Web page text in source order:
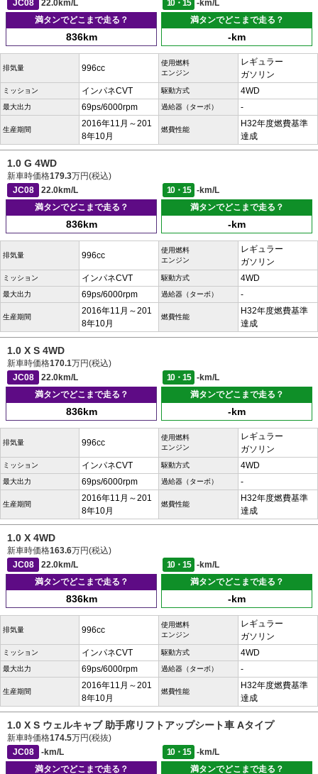
JC08 22.0km/L 10・15
-km/L
満タンでどこまで走る？
836km
満タンでどこまで走る？
-km
排気量 996cc
使用燃料
エンジン
レギュラー
ガソリン
ミッション インパネCVT 駆動方式 4WD
最大出力 69ps/6000rpm 過給器（ターボ） -
生産期間
2016年11月～201
8年10月
燃費性能
H32年度燃費基準
達成
1.0 G 4WD
新車時価格179.3万円(税込)
JC08
22.0km/L 10・15
-km/L
満タンでどこまで走る？
836km
満タンでどこまで走る？
-km
排気量 996cc
使用燃料
エンジン
レギュラー
ガソリン
ミッション インパネCVT 駆動方式 4WD
最大出力 69ps/6000rpm 過給器（ターボ） -
生産期間
2016年11月～201
8年10月
燃費性能
H32年度燃費基準
達成
1.0 X S 4WD
新車時価格170.1万円(税込)
JC08
22.0km/L 10・15
-km/L
満タンでどこまで走る？
836km
満タンでどこまで走る？
-km
排気量 996cc
使用燃料
エンジン
レギュラー
ガソリン
ミッション インパネCVT 駆動方式 4WD
最大出力 69ps/6000rpm 過給器（ターボ） -
生産期間
2016年11月～201
8年10月
燃費性能
H32年度燃費基準
達成
1.0 X 4WD
新車時価格163.6万円(税込)
JC08
22.0km/L 10・15
-km/L
満タンでどこまで走る？
836km
満タンでどこまで走る？
-km
排気量 996cc
使用燃料
エンジン
レギュラー
ガソリン
ミッション インパネCVT 駆動方式 4WD
最大出力 69ps/6000rpm 過給器（ターボ） -
生産期間
2016年11月～201
8年10月
燃費性能
H32年度燃費基準
達成
1.0 X S ウェルキャブ 助手席リフトアップシート車 Aタイプ
新車時価格174.5万円(税抜)
JC08
-km/L 10・15
-km/L
満タンでどこまで走る？
満タンでどこまで走る？